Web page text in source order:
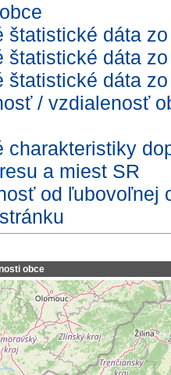
štatistické dáta
štatistické dáta
štatistické dáta
/ vzdialenosť
charakteristiky
a miest SR
od ľubovoľnej
obce